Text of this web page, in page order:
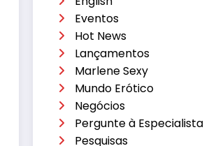
Eventos
Hot News
Lançamentos
Marlene Sexy
Mundo Erótico
Negócios
Pergunte à Especialista
Pesquisas